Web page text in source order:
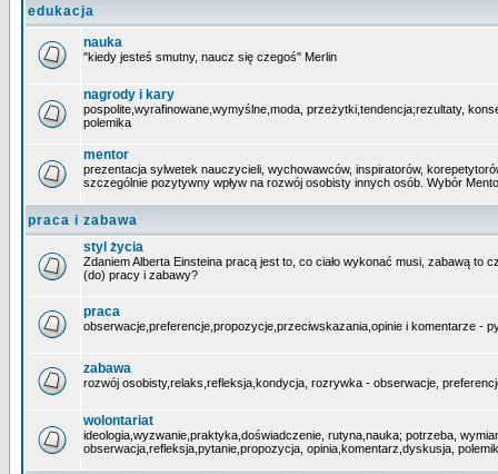
edukacja
nauka
"kiedy jesteś smutny, naucz się czegoś" Merlin
nagrody i kary
pospolite,wyrafinowane,wymyślne,moda, przeżytki,tendencja;rezultaty,
polemika
mentor
prezentacja sylwetek nauczycieli, wychowawców, inspiratorów,
szczególnie pozytywny wpływ na rozwój osobisty innych osób. Wybór
praca i zabawa
styl życia
Zdaniem Alberta Einsteina pracą jest to, co ciało wykonać musi, zabawą to
(do) pracy i zabawy?
praca
obserwacje,preferencje,propozycje,przeciwskazania,opinie i komentarze -
zabawa
rozwój osobisty,relaks,refleksja,kondycja, rozrywka - obserwacje,
wolontariat
ideologia,wyzwanie,praktyka,doświadczenie, rutyna,nauka; potrzeba,
obserwacja,refleksja,pytanie,propozycja, opinia,komentarz,dyskusja,